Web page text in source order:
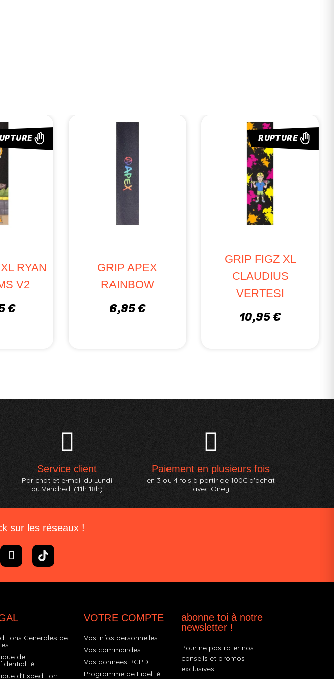
RYAN
V2
€
GRIP APEX
RAINBOW
6,95 €
RUPTURE
GRIP FIGZ XL
CLAUDIUS
VERTESI
10,95 €
Service client
Par chat et e-mail du Lundi
au Vendredi (11h-18h)
Paiement en plusieurs fois
en 3 ou 4 fois à partir de 100€ d'achat
avec Oney
sur les réseaux !
Générales de
de
d'Expédition
VOTRE COMPTE
Vos infos personnelles
Vos commandes
Vos données RGPD
Programme de Fidélité
abonne toi à notre
newsletter !
Pour ne pas rater nos
conseils et promos
exclusives !